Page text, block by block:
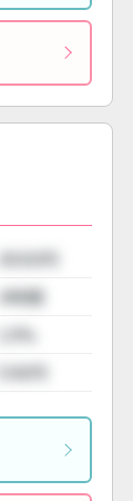
4500円
4時間
10%
500円